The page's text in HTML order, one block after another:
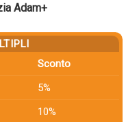
Adam+
Sconto
5%
10%